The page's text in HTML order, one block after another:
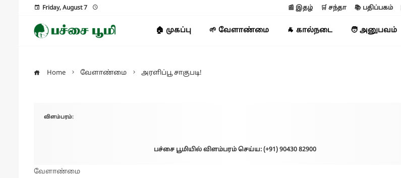
Friday, August 7 📰 இதழ் 🛒 சந்தா 📚 பதிப்பகம்
🏠 முகப்பு 🌱 வேளாண்மை 🐐 கால்நடை 🧑 அனுபவம்
Home வேளாண்மை அரளிப்பூ சாகுபடி!
விளம்பரம்:
பச்சை பூமியில் விளம்பரம் செய்ய: (+91) 90430 82900
வேளாண்மை